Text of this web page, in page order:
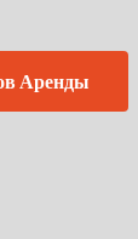
Аренды